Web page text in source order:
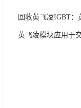
回收英飞凌IGBT
英飞凌模块应用于